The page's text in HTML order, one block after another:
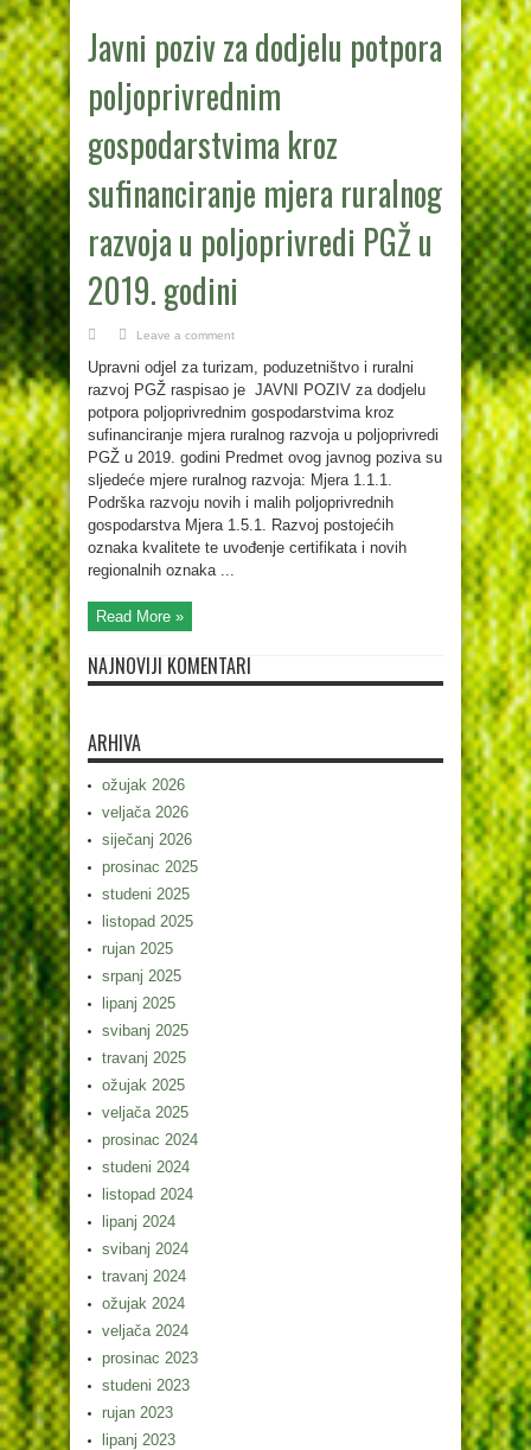
Javni poziv za dodjelu potpora
poljoprivrednim
gospodarstvima kroz
sufinanciranje mjera ruralnog
razvoja u poljoprivredi PGŽ u
2019. godini
Leave a comment
Upravni odjel za turizam, poduzetništvo i ruralni
razvoj PGŽ raspisao je JAVNI POZIV za dodjelu
potpora poljoprivrednim gospodarstvima kroz
sufinanciranje mjera ruralnog razvoja u poljoprivredi
PGŽ u 2019. godini Predmet ovog javnog poziva su
sljedeće mjere ruralnog razvoja: Mjera 1.1.1.
Podrška razvoju novih i malih poljoprivrednih
gospodarstva Mjera 1.5.1. Razvoj postojećih
oznaka kvalitete te uvođenje certifikata i novih
regionalnih oznaka ...
Read More »
NAJNOVIJI KOMENTARI
ARHIVA
ožujak 2026
veljača 2026
siječanj 2026
prosinac 2025
studeni 2025
listopad 2025
rujan 2025
srpanj 2025
lipanj 2025
svibanj 2025
travanj 2025
ožujak 2025
veljača 2025
prosinac 2024
studeni 2024
listopad 2024
lipanj 2024
svibanj 2024
travanj 2024
ožujak 2024
veljača 2024
prosinac 2023
studeni 2023
rujan 2023
lipanj 2023